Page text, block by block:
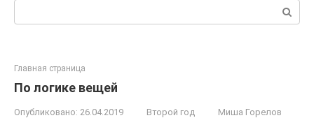
Главная страница
По логике вещей
Опубликовано: 26.04.2019 Второй год Миша Горелов